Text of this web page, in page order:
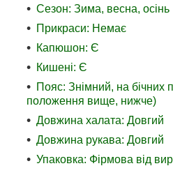
Сезон: Зима, весна, осінь
Прикраси: Немає
Капюшон: Є
Кишені: Є
Пояс: Знімний, на бічних
положення вище, нижче)
Довжина халата: Довгий
Довжина рукава: Довгий
Упаковка: Фірмова від